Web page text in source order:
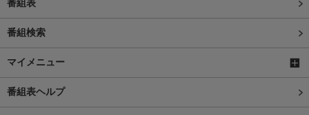
番組表
番組検索
マイメニュー
番組表ヘルプ